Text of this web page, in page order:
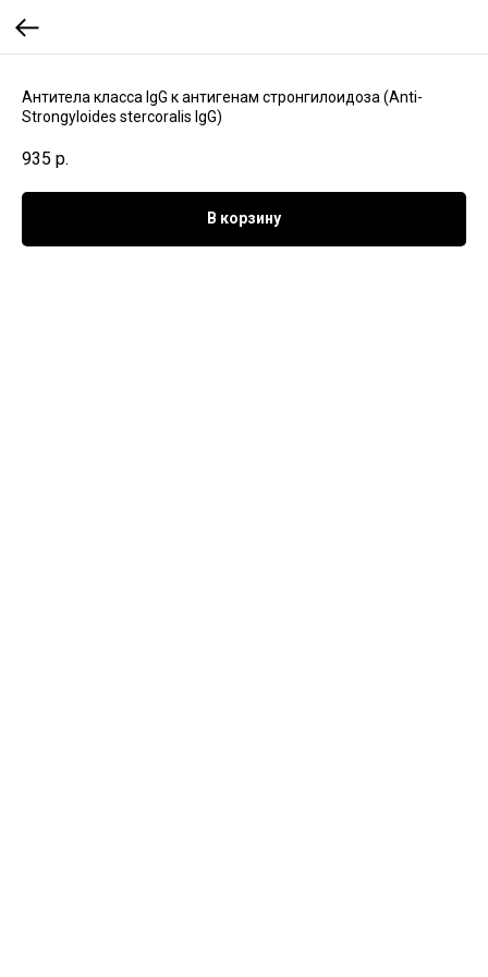
Антитела класса IgG к антигенам стронгилоидоза (Anti-
Strongyloides stercoralis IgG)
935 р.
В корзину